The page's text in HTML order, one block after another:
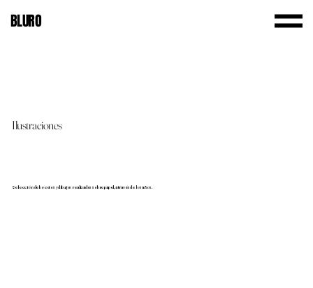
BLURO
Ilustraciones
Selección de bocetos y dibujos realizados sobre papel, a través de los años.